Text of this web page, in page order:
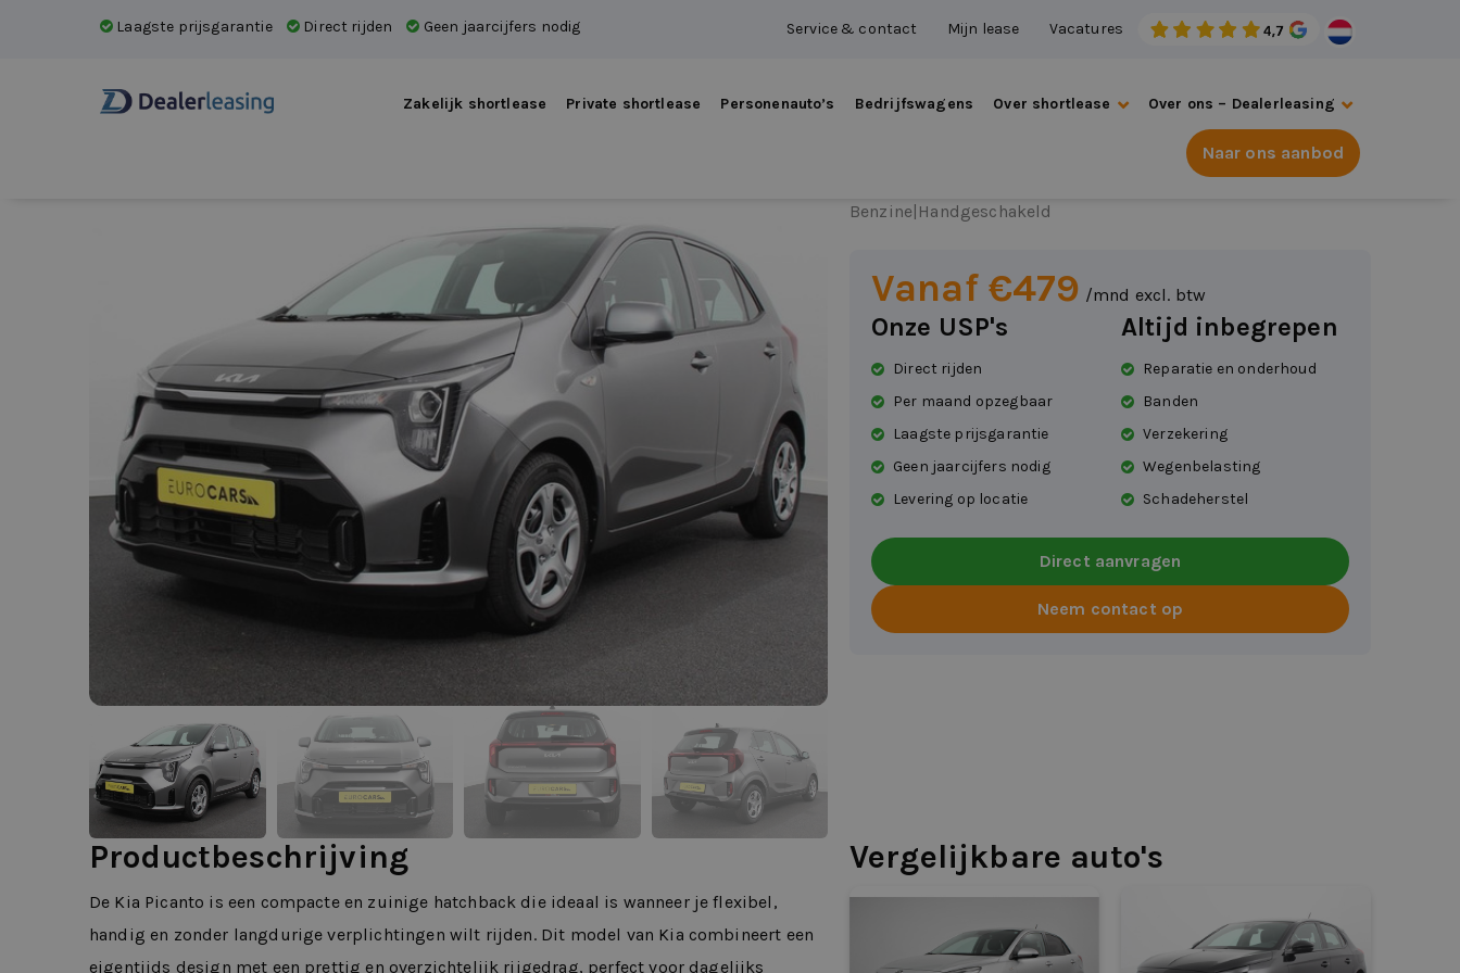
Laagste prijsgarantie Direct rijden Geen jaarcijfers nodig Service & contact Mijn lease Vacatures
Zakelijk shortlease Private shortlease Personenauto’s Bedrijfswagens Over shortlease Over ons – Dealerleasing
Naar ons aanbod
Benzine| Handgeschakeld
Vanaf €479 /mnd excl. btw
Onze USP's
Direct rijden
Per maand opzegbaar
Laagste prijsgarantie
Geen jaarcijfers nodig
Levering op locatie
Altijd inbegrepen
Reparatie en onderhoud
Banden
Verzekering
Wegenbelasting
Schadeherstel
Direct aanvragen
Neem contact op
Productbeschrijving
De Kia Picanto is een compacte en zuinige hatchback die ideaal is wanneer je flexibel,
handig en zonder langdurige verplichtingen wilt rijden. Dit model van Kia combineert een
eigentijds design met een prettig en overzichtelijk rijgedrag, perfect voor dagelijks
Vergelijkbare auto's